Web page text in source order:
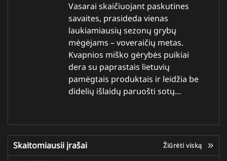
Vasarai skaičiuojant paskutines
savaites, prasideda vienas
laukiamiausių sezonų grybų
mėgėjams – voveraičių metas.
Kvapnios miško gėrybės puikiai
dera su paprastais lietuvių
pamėgtais produktais ir leidžia be
didelių išlaidų paruošti sotų…
Skaitomiausii įrašai Žiūrėti viską